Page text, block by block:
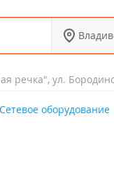
речка", ул.
Сетевое оборудование